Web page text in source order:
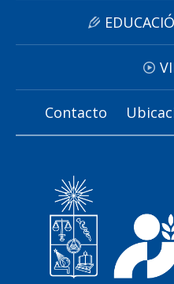
Contacto